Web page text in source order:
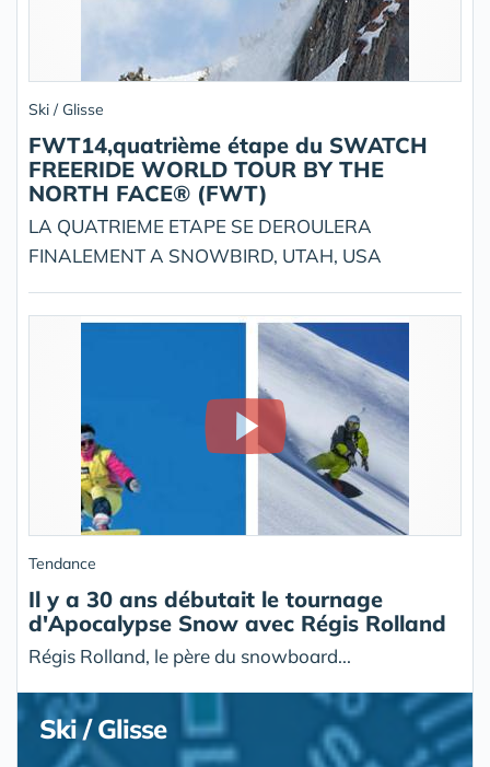
Ski / Glisse
FWT14,quatrième étape du SWATCH
FREERIDE WORLD TOUR BY THE
NORTH FACE® (FWT)
LA QUATRIEME ETAPE SE DEROULERA
FINALEMENT A SNOWBIRD, UTAH, USA
Tendance
Il y a 30 ans débutait le tournage
d'Apocalypse Snow avec Régis Rolland
Régis Rolland, le père du snowboard...
Ski / Glisse